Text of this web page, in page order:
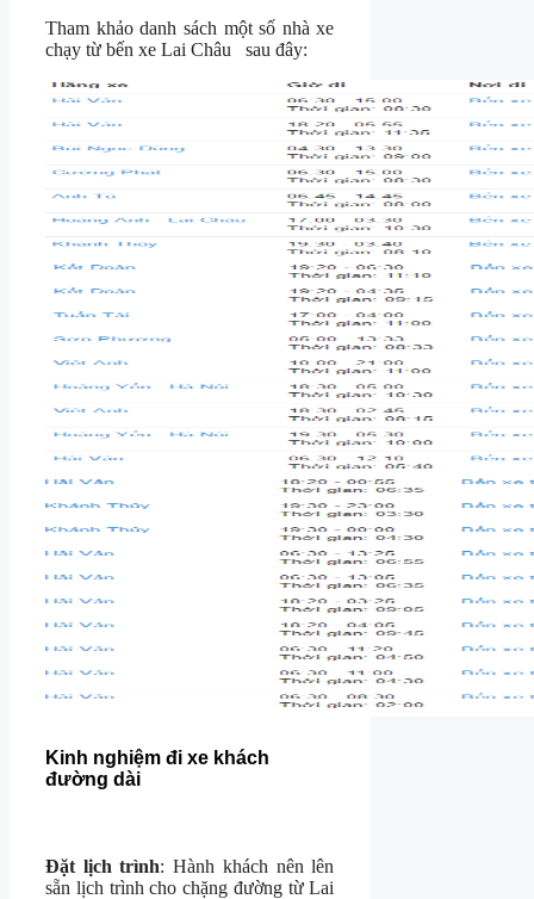
Tham khảo danh sách một số nhà xe
chạy từ bến xe Lai Châu sau đây:
Kinh nghiệm đi xe khách
đường dài
Đặt lịch trình: Hành khách nên lên
sẵn lịch trình cho chặng đường từ Lai